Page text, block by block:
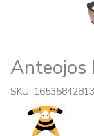
Anteojos
SKU: